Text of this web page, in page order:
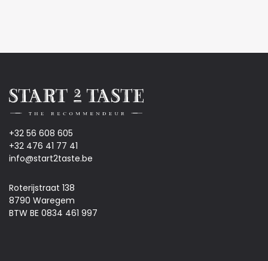
+32 56 608 605
+32 476 41 77 41
info@start2taste.be
Roterijstraat 138
8790 Waregem
BTW BE 0834 461 997